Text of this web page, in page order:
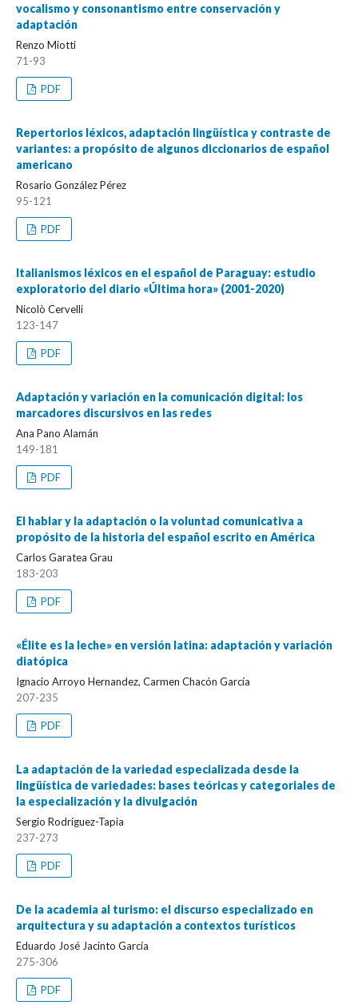
vocalismo y consonantismo entre conservación y
adaptación
Renzo Miotti
71-93
PDF
Repertorios léxicos, adaptación lingüística y contraste de
variantes: a propósito de algunos diccionarios de español
americano
Rosario González Pérez
95-121
PDF
Italianismos léxicos en el español de Paraguay: estudio
exploratorio del diario «Última hora» (2001-2020)
Nicolò Cervelli
123-147
PDF
Adaptación y variación en la comunicación digital: los
marcadores discursivos en las redes
Ana Pano Alamán
149-181
PDF
El hablar y la adaptación o la voluntad comunicativa a
propósito de la historia del español escrito en América
Carlos Garatea Grau
183-203
PDF
«Élite es la leche» en versión latina: adaptación y variación
diatópica
Ignacio Arroyo Hernandez, Carmen Chacón García
207-235
PDF
La adaptación de la variedad especializada desde la
lingüística de variedades: bases teóricas y categoriales de
la especialización y la divulgación
Sergio Rodríguez-Tapia
237-273
PDF
De la academia al turismo: el discurso especializado en
arquitectura y su adaptación a contextos turísticos
Eduardo José Jacinto García
275-306
PDF